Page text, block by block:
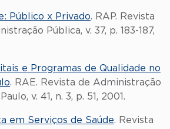
Público x Privado. RAP. Revista
Pública, v. 37, p. 183-187,
e Programas de Qualidade no
. RAE. Revista de Administração
v. 41, n. 3, p. 51, 2001.
em Serviços de Saúde. Revista